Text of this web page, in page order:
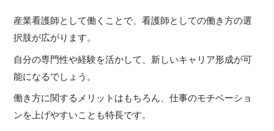
産業看護師として働くことで、看護師としての働き方の選
択肢が広がります。
自分の専門性や経験を活かして、新しいキャリア形成が可
能になるでしょう。
働き方に関するメリットはもちろん、仕事のモチベーショ
ンを上げやすいことも特長です。